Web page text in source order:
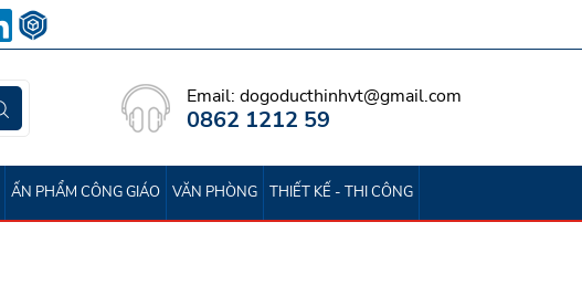
Email: dogoducthinhvt@gmail.com
0862 1212 59
ẤN PHẨM CÔNG GIÁO VĂN PHÒNG THIẾT KẾ - THI CÔNG